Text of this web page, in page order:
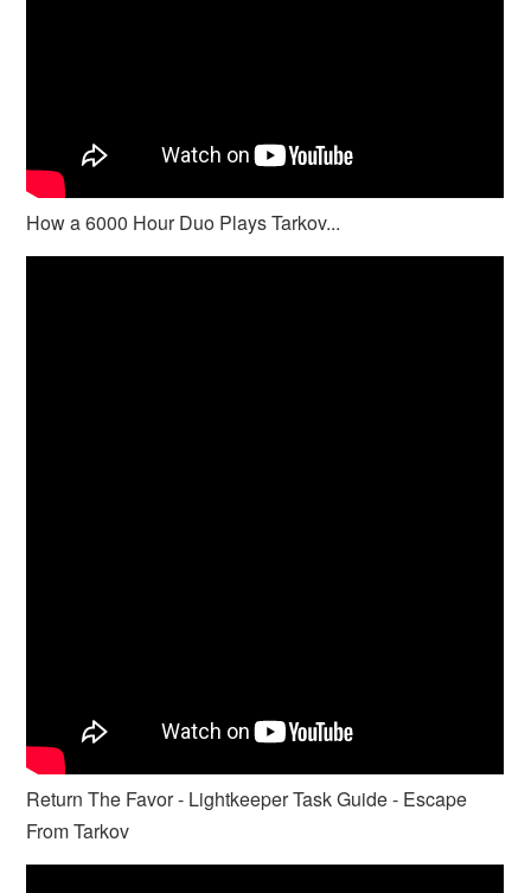
How a 6000 Hour Duo Plays Tarkov...
Return The Favor - Lightkeeper Task Guide - Escape
From Tarkov